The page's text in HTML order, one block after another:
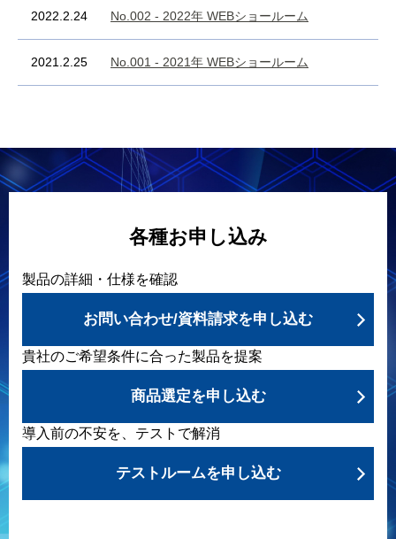
2022.2.24 No.002 - 2022年 WEBショールーム
2021.2.25 No.001 - 2021年 WEBショールーム
各種お申し込み
製品の詳細・仕様を確認
お問い合わせ/資料請求を申し込む
貴社のご希望条件に合った製品を提案
商品選定を申し込む
導入前の不安を、テストで解消
テストルームを申し込む